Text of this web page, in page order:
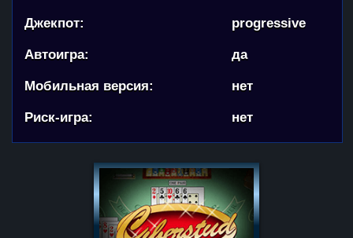
Джекпот: progressive
Автоигра: да
Мобильная версия: нет
Риск-игра: нет